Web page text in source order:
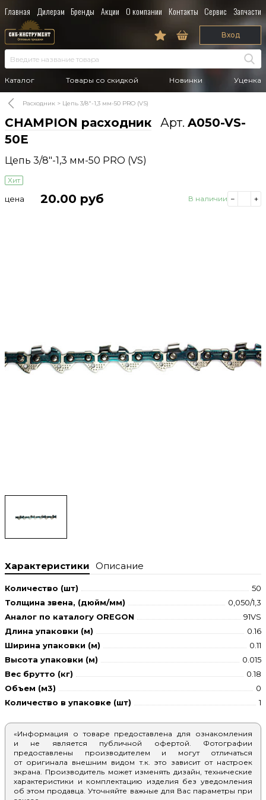
Главная Дилерам Бренды Акции О компании Контакты Сервис Запчасти
Каталог Товары со скидкой Новинки Уценка
Вход
Расходник Цепь 3/8"-1,3 мм-50 PRO (VS)
CHAMPION расходник Арт. A050-VS-
50E
Цепь 3/8"-1,3 мм-50 PRO (VS)
Хит
цена 20.00 руб В наличии
Характеристики Описание
Количество (шт)
50
Толщина звена, (дюйм/мм)
0,050/1,3
Аналог по каталогу OREGON
91VS
Длина упаковки (м)
0.16
Ширина упаковки (м)
0.11
Высота упаковки (м)
0.015
Вес брутто (кг)
0.18
Объем (м3)
0
Количество в упаковке (шт)
1
«Информация о товаре предоставлена для ознакомления
и не является публичной офертой. Фотографии
предоставлены производителем и могут отличаться
от оригинала внешним видом т.к. это зависит от настроек
экрана. Производитель может изменять дизайн, технические
характеристики и комплектацию изделия без уведомления
об этом продавца. Уточняйте важные для Вас параметры при